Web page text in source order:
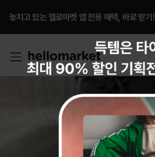
놓치고 있는 헬로마켓 앱 전용 해택, 바로 받기!